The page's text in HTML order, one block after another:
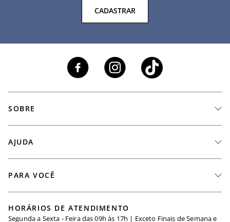
CADASTRAR
SOBRE
Seja um Revendedor
AJUDA
Minha Conta
PARA VOCÊ
HORÁRIOS DE ATENDIMENTO
Segunda a Sexta - Feira das 09h às 17h | Exceto Finais de Semana e